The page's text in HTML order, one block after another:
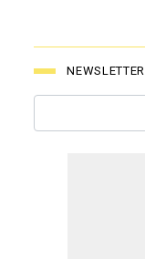
NEWSLETTER